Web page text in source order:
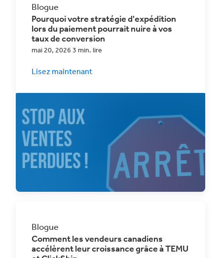
Blogue
Pourquoi votre stratégie d'expédition
lors du paiement pourrait nuire à vos
taux de conversion
mai 20, 2026 3 min. lire
Lisez maintenant
Découvrez comment une stratégie efficace
en matière de frais de livraison peut booster
vos
Blogue
Comment les vendeurs canadiens
accélèrent leur croissance grâce à TEMU